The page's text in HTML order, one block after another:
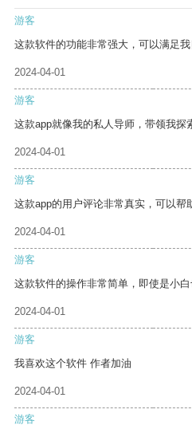
游客
这款软件的功能非常强大，可以满足我
2024-04-01
游客
这款app就像我的私人导师，带领我探
2024-04-01
游客
这款app的用户评论非常真实，可以帮
2024-04-01
游客
这款软件的操作非常简单，即使是小白
2024-04-01
游客
我喜欢这个软件 作者加油
2024-04-01
游客